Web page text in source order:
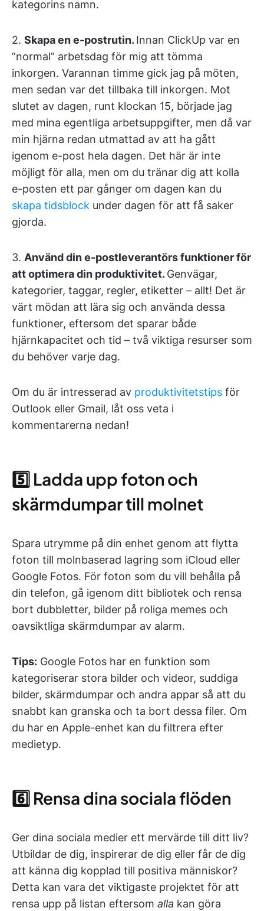
kategorins namn.
2. Skapa en e-postrutin. Innan ClickUp var en
”normal” arbetsdag för mig att tömma
inkorgen. Varannan timme gick jag på möten,
men sedan var det tillbaka till inkorgen. Mot
slutet av dagen, runt klockan 15, började jag
med mina egentliga arbetsuppgifter, men då var
min hjärna redan utmattad av att ha gått
igenom e-post hela dagen. Det här är inte
möjligt för alla, men om du tränar dig att kolla
e-posten ett par gånger om dagen kan du
skapa tidsblock under dagen för att få saker
gjorda.
3. Använd din e-postleverantörs funktioner för
att optimera din produktivitet. Genvägar,
kategorier, taggar, regler, etiketter – allt! Det är
värt mödan att lära sig och använda dessa
funktioner, eftersom det sparar både
hjärnkapacitet och tid – två viktiga resurser som
du behöver varje dag.
Om du är intresserad av produktivitetstips för
Outlook eller Gmail, låt oss veta i
kommentarerna nedan!
5️⃣ Ladda upp foton och
skärmdumpar till molnet
Spara utrymme på din enhet genom att flytta
foton till molnbaserad lagring som iCloud eller
Google Fotos. För foton som du vill behålla på
din telefon, gå igenom ditt bibliotek och rensa
bort dubbletter, bilder på roliga memes och
oavsiktliga skärmdumpar av alarm.
Tips: Google Fotos har en funktion som
kategoriserar stora bilder och videor, suddiga
bilder, skärmdumpar och andra appar så att du
snabbt kan granska och ta bort dessa filer. Om
du har en Apple-enhet kan du filtrera efter
medietyp.
6️⃣ Rensa dina sociala flöden
Ger dina sociala medier ett mervärde till ditt liv?
Utbildar de dig, inspirerar de dig eller får de dig
att känna dig kopplad till positiva människor?
Detta kan vara det viktigaste projektet för att
rensa upp på listan eftersom alla kan göra